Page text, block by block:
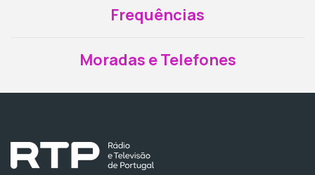
Frequências
Moradas e Telefones